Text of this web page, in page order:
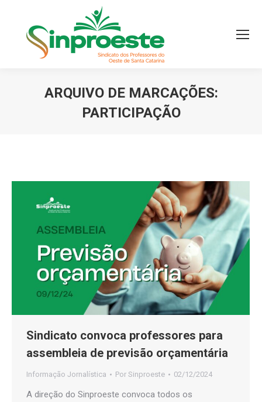
ARQUIVO DE MARCAÇÕES:
PARTICIPAÇÃO
Sindicato convoca professores para
assembleia de previsão orçamentária
Informação Jornalística Por Sinproeste 02/12/2024
A direção do Sinproeste convoca todos os